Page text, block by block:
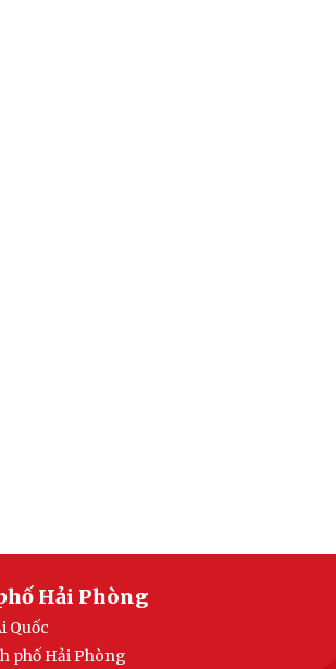
Hải Phòng
Quốc
phố Hải Phòng